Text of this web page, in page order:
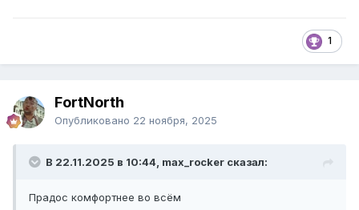
1
FоrtNorth
Опубликовано 22 ноября, 2025
В 22.11.2025 в 10:44, max_rocker сказал:
Прадос комфортнее во всём